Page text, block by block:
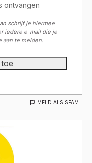
ontvangen
schrijf je hiermee
iedere e-mail die je
aan te melden.
MELD ALS SPAM